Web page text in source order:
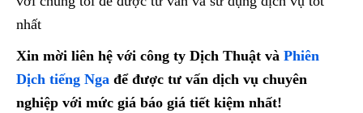
nhất
Xin mời liên hệ với công ty Dịch Thuật và Phiên
Dịch tiếng Nga để được tư vấn dịch vụ chuyên
nghiệp với mức giá báo giá tiết kiệm nhất!